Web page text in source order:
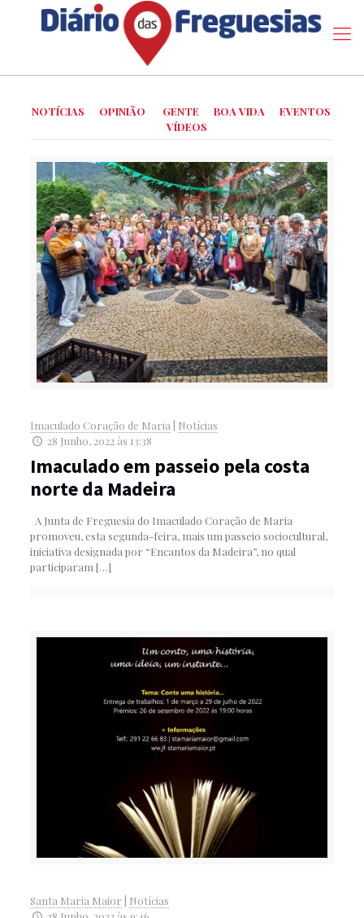
NOTÍCIAS OPINIÃO GENTE BOA VIDA
EVENTOS
VÍDEOS
Imaculado Coração de Maria
Notícias
28 Junho, 2022 às 13:38
Imaculado em passeio pela costa
norte da Madeira
A Junta de Freguesia do Imaculado Coração de Maria
promoveu, esta segunda-feira, mais um passeio sociocultural,
iniciativa designada por “Encantos da Madeira”, no qual
participaram […]
Santa Maria Maior
Notícias